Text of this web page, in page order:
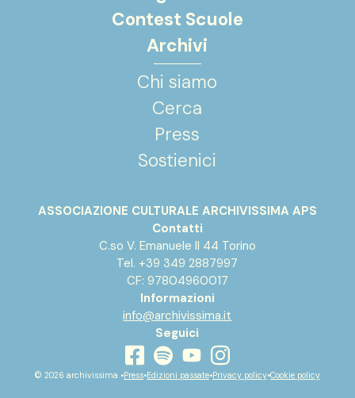
Contest Scuole
Archivi
Chi siamo
Cerca
Press
Sostienici
ASSOCIAZIONE CULTURALE ARCHIVISSIMA APS
Contatti
C.so V. Emanuele II 44 Torino
Tel. +39 349 2887997
CF: 97804960017
Informazioni
info@archivissima.it
Seguici
facebook
spotifyyoutubeinstagram
© 2026 archivissima •Press•Edizioni passate•Privacy policy•Cookie policy